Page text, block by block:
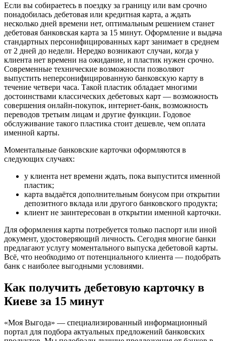
Если вы собираетесь в поездку за границу или вам срочно
понадобилась дебетовая или кредитная карта, а ждать
несколько дней времени нет, оптимальным решением станет
дебетовая банковская карта за 15 минут. Оформление и выдача
стандартных персонифицированных карт занимает в среднем
от 2 дней до недели. Нередко возникают случаи, когда у
клиента нет времени на ожидание, и пластик нужен срочно.
Современные технические возможности позволяют
выпустить неперсонифицированную банковскую карту в
течение четвери часа. Такой пластик обладает многими
достоинствами классических дебетовых карт — возможность
совершения онлайн-покупок, интернет-банк, возможность
переводов третьим лицам и другие функции. Годовое
обслуживание такого пластика стоит дешевле, чем оплата
именной карты.
Моментальные банковские карточки оформляются в
следующих случаях:
у клиента нет времени ждать, пока выпустится именной
пластик;
карта выдаётся дополнительным бонусом при открытии
депозитного вклада или другого банковского продукта;
клиент не заинтересован в открытии именной карточки.
Для оформления карты потребуется только паспорт или иной
документ, удостоверяющий личность. Сегодня многие банки
предлагают услугу моментального выпуска дебетовой карты.
Всё, что необходимо от потенциального клиента — подобрать
банк с наиболее выгодными условиями.
Как получить дебетовую карточку в
Киеве за 15 минут
«Моя Выгода» — специализированный информационный
портал для подбора актуальных предложений банковских